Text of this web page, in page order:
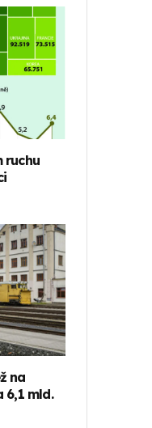
ruchu
na
6,1 mld.